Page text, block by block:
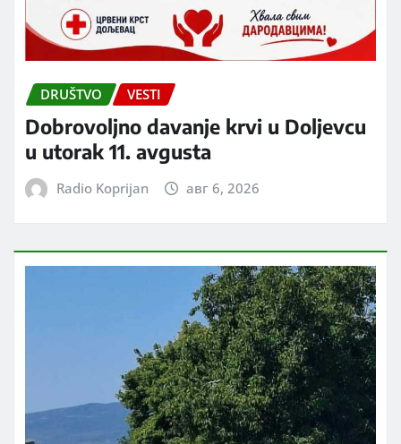
DRUŠTVO VESTI
Dobrovoljno davanje krvi u Doljevcu
u utorak 11. avgusta
Radio Koprijan авг 6, 2026